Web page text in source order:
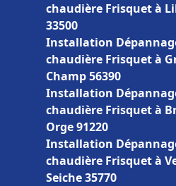
chaudière Frisquet à
33500
Installation
chaudière Frisquet à
Champ 56390
Installation
chaudière Frisquet à
Orge 91220
Installation
chaudière Frisquet à
Seiche 35770